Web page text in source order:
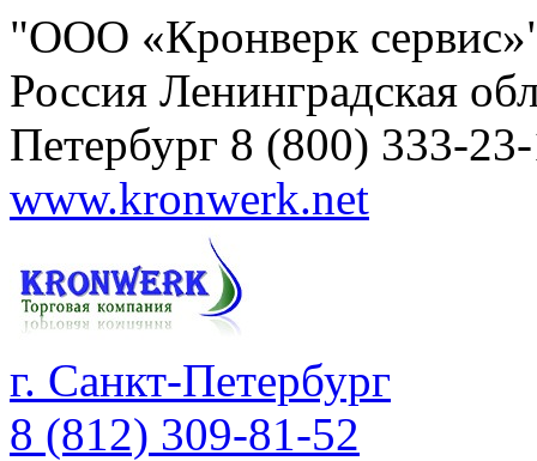
"ООО «Кронверк
Россия Ленинградская
Петербург 8 (800) 333-
www.kronwerk.net
г. Санкт-Петербург
8 (812) 309-81-52